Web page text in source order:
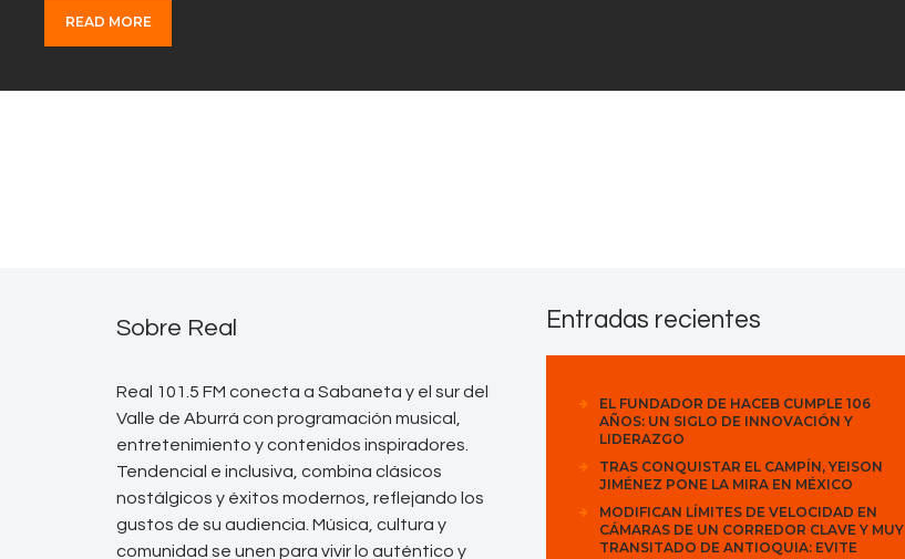
READ MORE
Sobre Real
Real 101.5 FM conecta a Sabaneta y el sur del
Valle de Aburrá con programación musical,
entretenimiento y contenidos inspiradores.
Tendencial e inclusiva, combina clásicos
nostálgicos y éxitos modernos, reflejando los
gustos de su audiencia. Música, cultura y
comunidad se unen para vivir lo auténtico y
Entradas recientes
EL FUNDADOR DE HACEB CUMPLE 106
AÑOS: UN SIGLO DE INNOVACIÓN Y
LIDERAZGO
TRAS CONQUISTAR EL CAMPÍN, YEISON
JIMÉNEZ PONE LA MIRA EN MÉXICO
MODIFICAN LÍMITES DE VELOCIDAD EN
CÁMARAS DE UN CORREDOR CLAVE Y MUY
TRANSITADO DE ANTIOQUIA: EVITE